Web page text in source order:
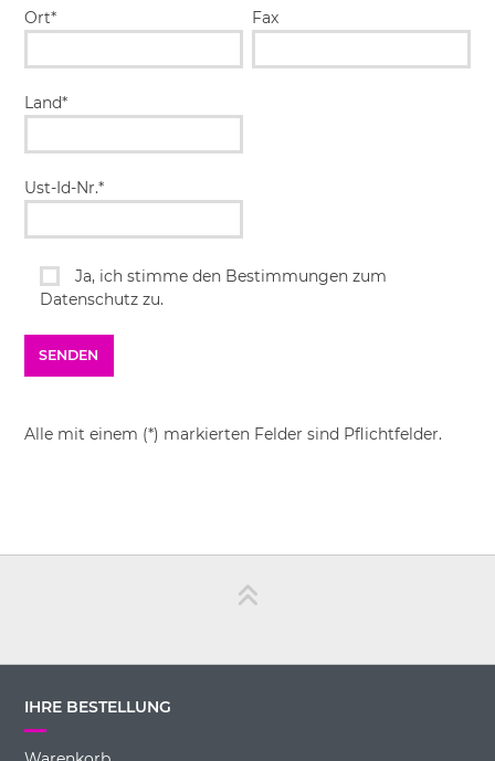
Ort*
Land*
Ust-Id-Nr.*
Fax
Ja, ich stimme den Bestimmungen zum
Datenschutz zu.
Alle mit einem (*) markierten Felder sind Pflichtfelder.
IHRE BESTELLUNG